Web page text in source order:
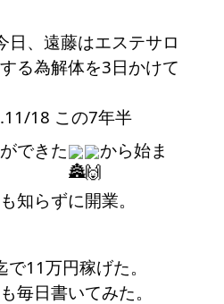
日、遠藤はエステサロ
る為解体を3日かけて
18 この7年半
できた
から始ま
知らずに開業。
11万円稼げた。
毎日書いてみた。